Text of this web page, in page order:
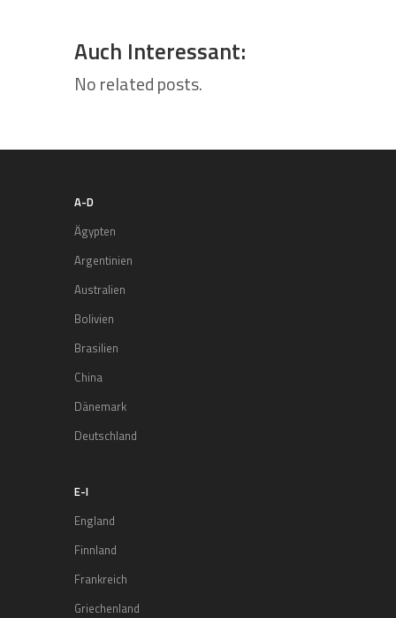
Auch Interessant:
No related posts.
A-D
Ägypten
Argentinien
Australien
Bolivien
Brasilien
China
Dänemark
Deutschland
E-I
England
Finnland
Frankreich
Griechenland